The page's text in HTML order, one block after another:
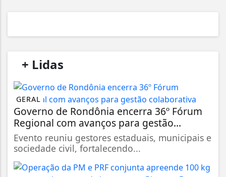
+ Lidas
GERAL
Governo de Rondônia encerra 36º Fórum
Regional com avanços para gestão...
Evento reuniu gestores estaduais, municipais e
sociedade civil, fortalecendo...